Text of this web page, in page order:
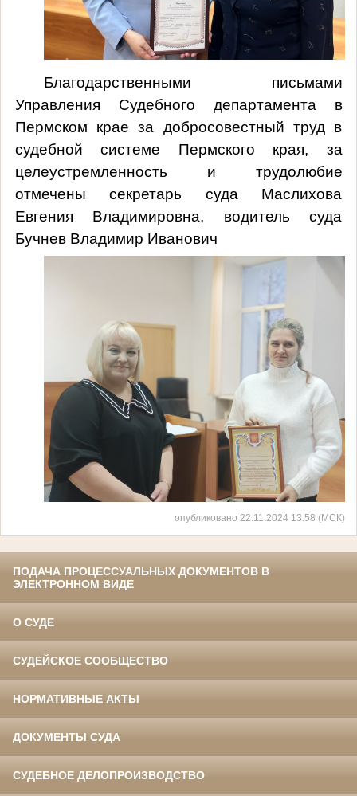
Благодарственными письмами
Управления Судебного департамента в
Пермском крае за добросовестный труд в
судебной системе Пермского края, за
целеустремленность и трудолюбие
отмечены секретарь суда Маслихова
Евгения Владимировна, водитель суда
Бучнев Владимир Иванович
опубликовано 22.11.2024 13:58 (МСК)
ПОДАЧА ПРОЦЕССУАЛЬНЫХ ДОКУМЕНТОВ В
ЭЛЕКТРОННОМ ВИДЕ
О СУДЕ
СУДЕЙСКОЕ СООБЩЕСТВО
НОРМАТИВНЫЕ АКТЫ
ДОКУМЕНТЫ СУДА
СУДЕБНОЕ ДЕЛОПРОИЗВОДСТВО